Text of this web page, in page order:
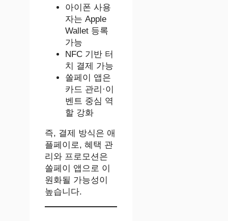
아이폰 사용
자는 Apple
Wallet 등록
가능
NFC 기반 터
치 결제 가능
쏠페이 앱은
카드 관리·이
벤트 중심 역
할 강화
즉, 결제 방식은 애
플페이로, 혜택 관
리와 프로모션은
쏠페이 앱으로 이
원화될 가능성이
높습니다.